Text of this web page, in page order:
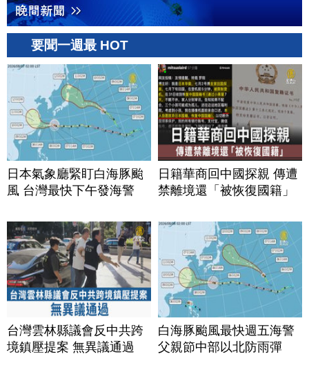
要聞一週最 HOT
日本氣象廳緊盯白海豚颱
風 台灣最快下午發海警
日籍華商回中國探親 傳遭
禁離境還「被恢復國籍」
台灣雲林縣議會反中共跨
境鎮壓提案 無異議通過
白海豚颱風最快週五海警
父親節中部以北防雨彈